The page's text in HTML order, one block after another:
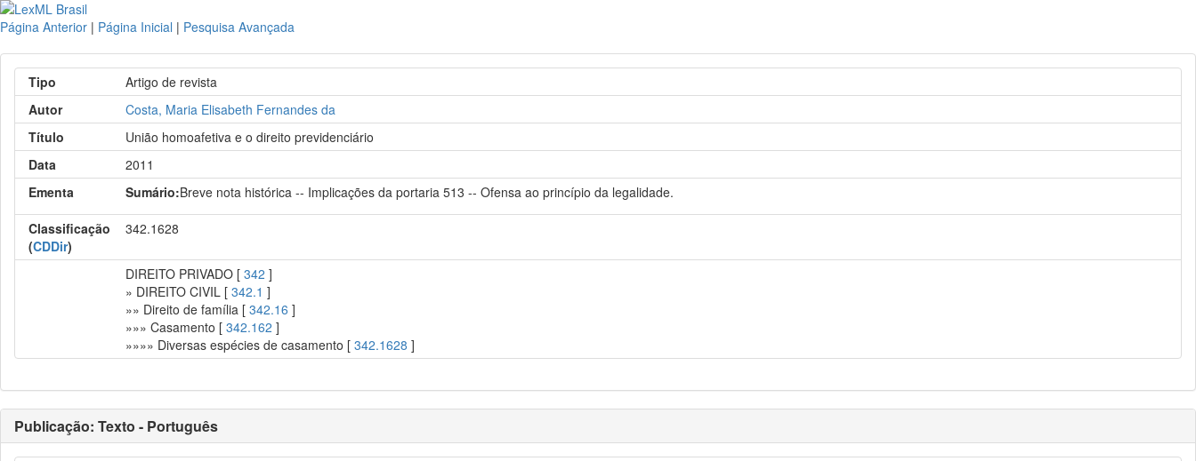
Página Anterior | Página Inicial | Pesquisa Avançada
Tipo
Artigo de revista
Autor
Costa, Maria Elisabeth Fernandes da
Título
União homoafetiva e o direito previdenciário
Data
2011
Ementa
Sumário:Breve nota histórica -- Implicações da portaria 513 -- Ofensa ao princípio da legalidade.
Classificação
(CDDir)
342.1628
DIREITO PRIVADO [342 ]
» DIREITO CIVIL [342.1 ]
»» Direito de família [342.16 ]
»»» Casamento [342.162 ]
»»»» Diversas espécies de casamento [342.1628 ]
Publicação: Texto - Português